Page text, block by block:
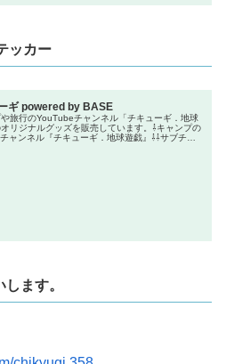
ッカー
ギ powered by BASE
旅行のYouTubeチャンネル「チキューギ．地球
リジナルグッズを販売しています。⇩キャンプの
ャンネル『チキューギ．地球遊戯』⇩⇩サブチャ
ます。